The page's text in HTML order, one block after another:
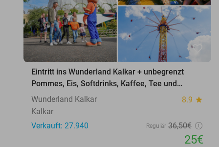
favorite_border
Eintritt ins Wunderland Kalkar + unbegrenzt
Pommes, Eis, Softdrinks, Kaffee, Tee und
Softeis
Wunderland Kalkar 8.9 star
Kalkar
Verkauft: 27.940
Regulär 36,50€
25€